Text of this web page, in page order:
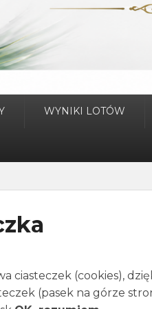
WYNIKI LOTÓW
ciasteczek (cookies),
(pasek na górze